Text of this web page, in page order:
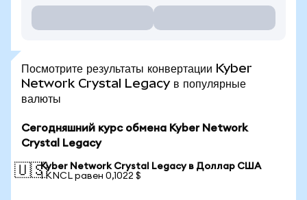
Посмотрите результаты конвертации Kyber
Network Crystal Legacy в популярные
валюты
Сегодняшний курс обмена Kyber Network
Crystal Legacy
🇺🇸Kyber Network Crystal Legacy в Доллар США
1 KNCL равен 0,1022 $